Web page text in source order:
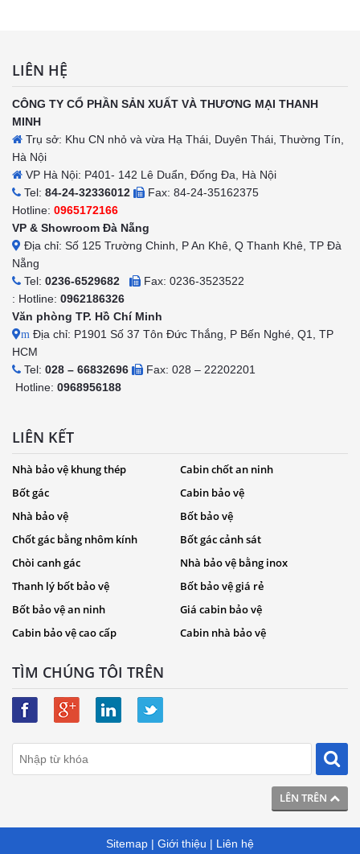
LÊN TRÊN
LIÊN HỆ
CÔNG TY CỔ PHẦN SẢN XUẤT VÀ THƯƠNG MẠI THANH
MINH
Trụ sở: Khu CN nhỏ và vừa Hạ Thái, Duyên Thái, Thường Tín,
Hà Nội
VP Hà Nội: P401- 142 Lê Duẩn, Đống Đa, Hà Nội
Tel: 84-24-32336012
Fax: 84-24-35162375
Hotline: 0965172166
VP & Showroom Đà Nẵng
Địa chỉ: Số 125 Trường Chinh, P An Khê, Q Thanh Khê, TP Đà
Nẵng
Tel: 0236-6529682
Fax: 0236-3523522
: Hotline: 0962186326
Văn phòng TP. Hồ Chí Minh
m Địa chỉ: P1901 Số 37 Tôn Đức Thắng, P Bến Nghé, Q1, TP
HCM
Tel: 028 – 66832696
Fax: 028 – 22202201
Hotline: 0968956188
LIÊN KẾT
Nhà bảo vệ khung thép
Cabin chốt an ninh
Bốt gác
Cabin bảo vệ
Nhà bảo vệ
Bốt bảo vệ
Chốt gác bằng nhôm kính
Bốt gác cảnh sát
Chòi canh gác
Nhà bảo vệ bằng inox
Thanh lý bốt bảo vệ
Bốt bảo vệ giá rẻ
Bốt bảo vệ an ninh
Giá cabin bảo vệ
Cabin bảo vệ cao cấp
Cabin nhà bảo vệ
TÌM CHÚNG TÔI TRÊN
Sitemap | Giới thiệu | Liên hệ